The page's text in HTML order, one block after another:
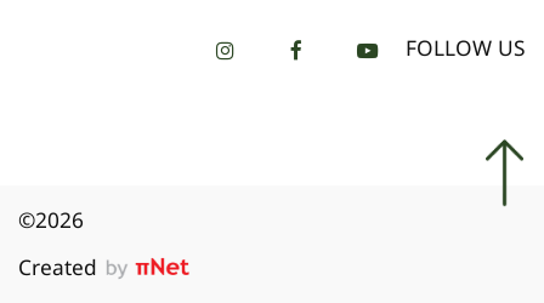
FOLLOW US
©2026
Created